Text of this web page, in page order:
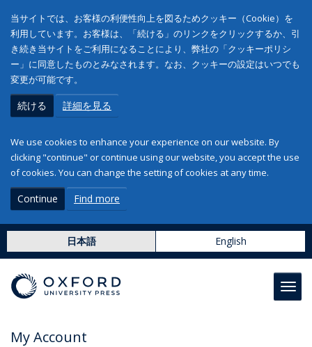
当サイトでは、お客様の利便性向上を図るためクッキー（Cookie）を
利用しています。お客様は、「続ける」のリンクをクリックするか、引
き続き当サイトをご利用になることにより、弊社の「クッキーポリシ
ー」に同意したものとみなされます。なお、クッキーの設定はいつでも
変更が可能です。
続ける 詳細を見る
We use cookies to enhance your experience on our website. By
clicking "continue" or continue using our website, you accept the use
of cookies. You can change the setting of cookies at any time.
Continue Find more
日本語 English
My Account